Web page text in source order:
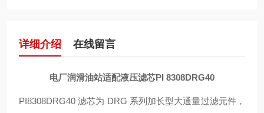
详细介绍 在线留言
电厂润滑油站适配液压滤芯PI 8308DRG40
PI8308DRG40 滤芯为 DRG 系列加长型大通量过滤元件，